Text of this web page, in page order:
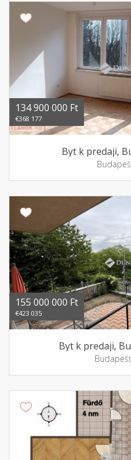
134 900 000 Ft
€368 177
Byt k predaji,
155 000 000 Ft
€423 035
Byt k predaji,